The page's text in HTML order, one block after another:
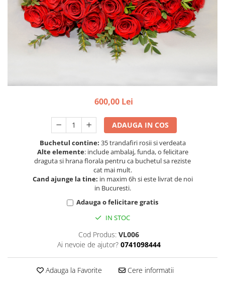
600,00 Lei
ADAUGA IN COS
Buchetul contine: 35 trandafiri rosii si verdeata
Alte elemente: include ambalaj, funda, o felicitare
draguta si hrana florala pentru ca buchetul sa reziste
cat mai mult.
Cand ajunge la tine: in maxim 6h si este livrat de noi
in Bucuresti.
Adauga o felicitare gratis
IN STOC
Cod Produs: VL006
Ai nevoie de ajutor? 0741098444
Adauga la Favorite Cere informatii